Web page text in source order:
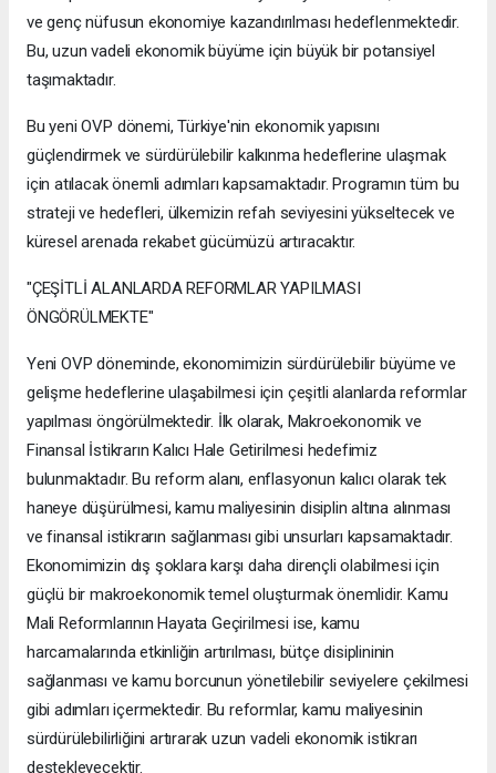
ve genç nüfusun ekonomiye kazandırılması hedeflenmektedir.
Bu, uzun vadeli ekonomik büyüme için büyük bir potansiyel
taşımaktadır.
Bu yeni OVP dönemi, Türkiye'nin ekonomik yapısını
güçlendirmek ve sürdürülebilir kalkınma hedeflerine ulaşmak
için atılacak önemli adımları kapsamaktadır. Programın tüm bu
strateji ve hedefleri, ülkemizin refah seviyesini yükseltecek ve
küresel arenada rekabet gücümüzü artıracaktır.
"ÇEŞİTLİ ALANLARDA REFORMLAR YAPILMASI
ÖNGÖRÜLMEKTE"
Yeni OVP döneminde, ekonomimizin sürdürülebilir büyüme ve
gelişme hedeflerine ulaşabilmesi için çeşitli alanlarda reformlar
yapılması öngörülmektedir. İlk olarak, Makroekonomik ve
Finansal İstikrarın Kalıcı Hale Getirilmesi hedefimiz
bulunmaktadır. Bu reform alanı, enflasyonun kalıcı olarak tek
haneye düşürülmesi, kamu maliyesinin disiplin altına alınması
ve finansal istikrarın sağlanması gibi unsurları kapsamaktadır.
Ekonomimizin dış şoklara karşı daha dirençli olabilmesi için
güçlü bir makroekonomik temel oluşturmak önemlidir. Kamu
Mali Reformlarının Hayata Geçirilmesi ise, kamu
harcamalarında etkinliğin artırılması, bütçe disiplininin
sağlanması ve kamu borcunun yönetilebilir seviyelere çekilmesi
gibi adımları içermektedir. Bu reformlar, kamu maliyesinin
sürdürülebilirliğini artırarak uzun vadeli ekonomik istikrarı
destekleyecektir.